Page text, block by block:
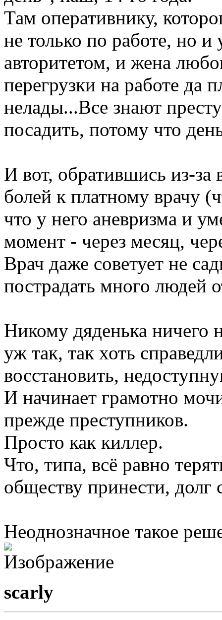
Там оперативнику,
не только по работе, но и
авторитетом, и жена
перегрузки на работе да
нелады...Все знают
посадить, потому что
И вот, обратившись из-
болей к платному врачу
что у него аневризма и
момент - через месяц,
Врач даже советует не
пострадать много людей
Никому дяденька ничего
уж так, так хоть
восстановить,
И начинает грамотно
прежде преступников.
Просто как киллер.
Что, типа, всё равно
обществу принести,
Неоднозначное такое
scarly